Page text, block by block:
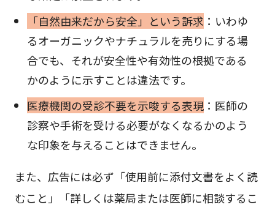
「自然由来だから安全」という訴求 ：いわゆ
るオーガニックやナチュラルを売りにする場
合でも、それが安全性や有効性の根拠である
かのように示すことは違法です。
医療機関の受診不要を示唆する表現：医師の
診察や手術を受ける必要がなくなるかのよう
な印象を与えることはできません。
また、広告には必ず「使用前に添付文書をよく読
むこと」「詳しくは薬局または医師に相談するこ